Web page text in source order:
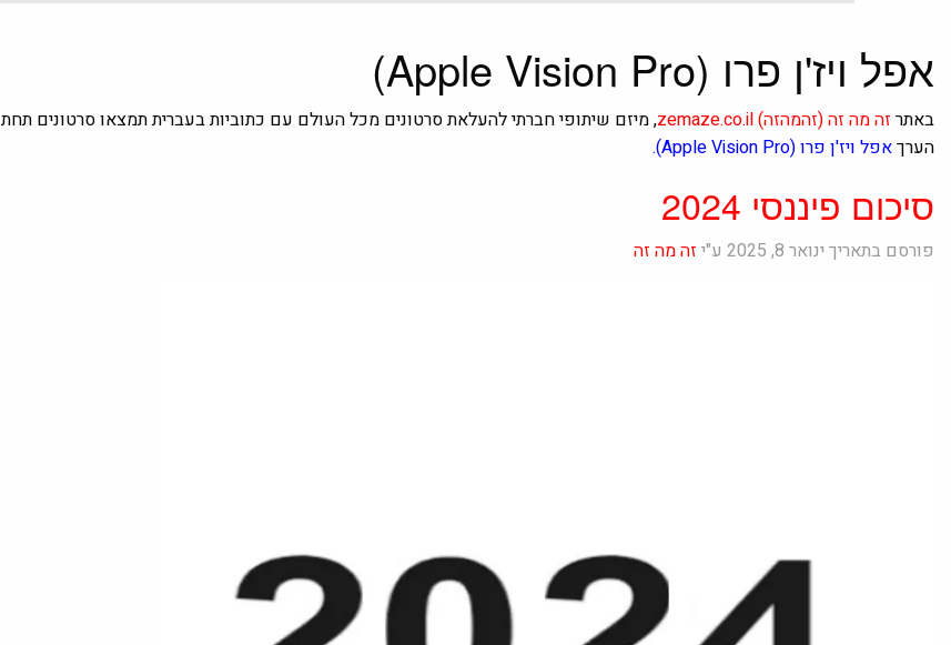
אפל ויז'ן פרו (Apple Vision Pro)
באתר זה מה זה(זהמהזה)zemaze.co.il, מיזם שיתופי חברתי להעלאת סרטונים מכל העולם עם כתוביות בעברית תמצאו סרטונים תחת
הערךאפל ויז'ן פרו (Apple Vision Pro).
סיכום פיננסי 2024
פורסם בתאריך ינואר 8, 2025 ע"י זה מה זה